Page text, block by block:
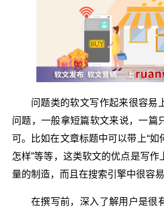
问题类的软文写作起来很容易
问题，一般拿短篇软文来说，一篇
可。比如在文章标题中可以带上“如
怎样”等等，这类软文的优点是写
量的制造，而且在搜索引擎中很容易
在撰写前，深入了解用户是很